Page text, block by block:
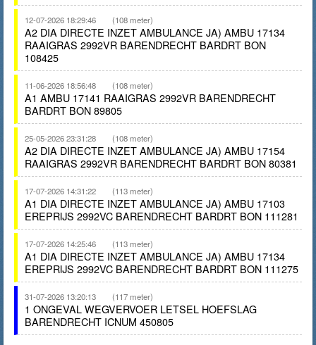
12-07-2026 18:29:46 (108 meter)
A2 DIA DIRECTE INZET AMBULANCE JA) AMBU 17134
RAAIGRAS 2992VR BARENDRECHT BARDRT BON
108425
11-06-2026 18:56:48 (108 meter)
A1 AMBU 17141 RAAIGRAS 2992VR BARENDRECHT
BARDRT BON 89805
25-05-2026 23:31:28 (108 meter)
A2 DIA DIRECTE INZET AMBULANCE JA) AMBU 17154
RAAIGRAS 2992VR BARENDRECHT BARDRT BON 80381
17-07-2026 14:31:22 (113 meter)
A1 DIA DIRECTE INZET AMBULANCE JA) AMBU 17103
EREPRIJS 2992VC BARENDRECHT BARDRT BON 111281
17-07-2026 14:25:46 (113 meter)
A1 DIA DIRECTE INZET AMBULANCE JA) AMBU 17134
EREPRIJS 2992VC BARENDRECHT BARDRT BON 111275
31-07-2026 13:20:13 (117 meter)
1 ONGEVAL WEGVERVOER LETSEL HOEFSLAG
BARENDRECHT ICNUM 450805